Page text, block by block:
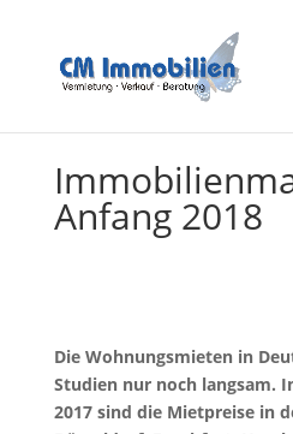
Anfang 2018
Die Wohnungsmieten in
Studien nur noch langsam.
2017 sind die Mietpreise in